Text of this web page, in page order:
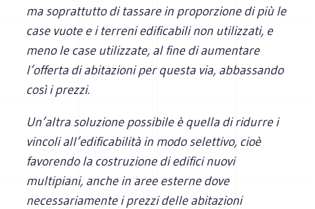
ma soprattutto di tassare in proporzione di più le
case vuote e i terreni edificabili non utilizzati, e
meno le case utilizzate, al fine di aumentare
l’offerta di abitazioni per questa via, abbassando
così i prezzi.
Un’altra soluzione possibile è quella di ridurre i
vincoli all’edificabilità in modo selettivo, cioè
favorendo la costruzione di edifici nuovi
multipiani, anche in aree esterne dove
necessariamente i prezzi delle abitazioni